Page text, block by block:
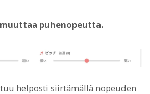
puhenopeutta.
helposti siirtämällä nopeuden